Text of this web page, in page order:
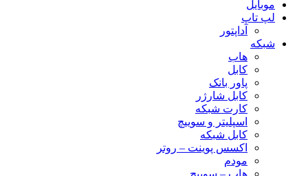
موبایل
لپ تاپ
آداپتور
شبکه
هاب
کابل
پاور بانک
کابل شارژر
کارت شبکه
اسپلیتر و سوییچ
کابل شبکه
اکسس پوینت – روتر
مودم
هاب – سوییچ